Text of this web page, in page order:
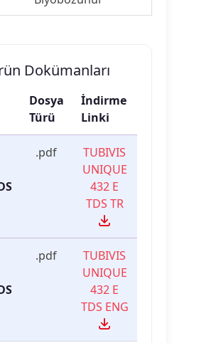
Dokümanları
Dosya
Türü
İndirme
Linki
.pdf
TUBIVIS
UNIQUE
432 E
TDS TR
.pdf
TUBIVIS
UNIQUE
432 E
TDS ENG